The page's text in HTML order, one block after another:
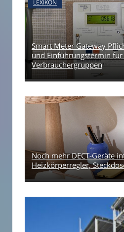
LEXIKON
Smart Meter Gateway
und Einführungstermin für
Verbrauchergruppen
Noch mehr DECT-Geräte
Heizkörperregler,